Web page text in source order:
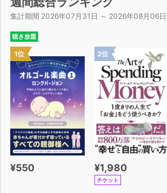
集計期間 2026年07月31日 ～ 2026年08月06日
聴き放題
1位
¥550
2位
¥1,980
チケット